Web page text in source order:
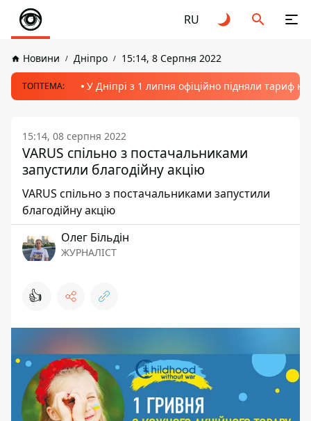
RU
Новини Дніпро 15:14, 8 Серпня 2022
ТОПТЕМА: У Дніпрі з 1 липня офіційно підняли тариф
15:14, 08 серпня 2022
VARUS спільно з постачальниками
запустили благодійну акцію
VARUS спільно з постачальниками запустили
благодійну акцію
Олег Більдін
ЖУРНАЛІСТ
👍